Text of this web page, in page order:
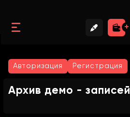
Авторизация Регистрация
Архив демо - записей